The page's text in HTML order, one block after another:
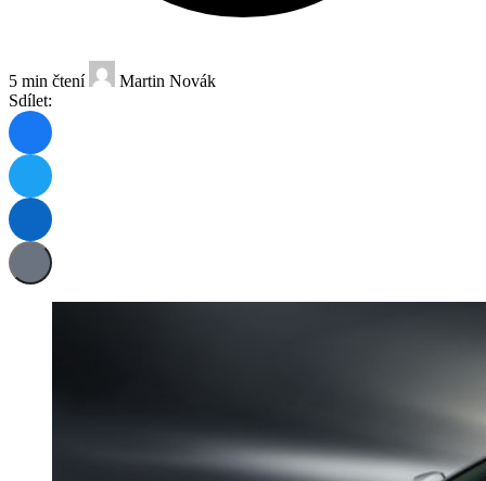
5 min čtení
Martin Novák
Sdílet: